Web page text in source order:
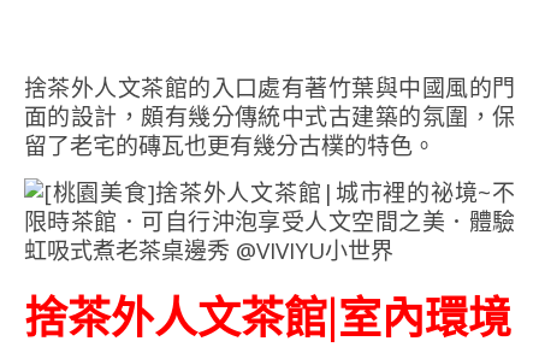
捨茶外人文茶館的入口處有著竹葉與中國風的門
面的設計，頗有幾分傳統中式古建築的氛圍，保
留了老宅的磚瓦也更有幾分古樸的特色。
捨茶外人文茶館|室內環境